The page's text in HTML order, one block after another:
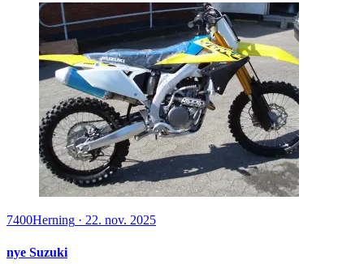
7400Herning · 22. nov. 2025
nye Suzuki